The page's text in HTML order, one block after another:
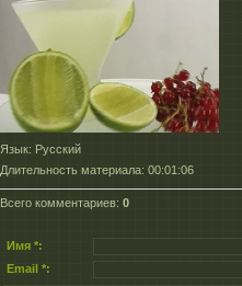
Язык: Русский
Длительность материала: 00:01:06
Всего комментариев: 0
Имя *:
Email *: